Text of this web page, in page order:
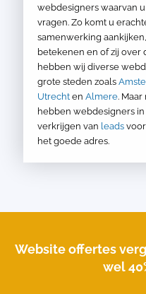
webdesigners waarvan
vragen. Zo komt u
samenwerking
betekenen en of zij over
hebben wij diverse
grote steden zoals
Utrecht en Almere.
hebben webdesigners
verkrijgen van leads
het goede adres.
Website offertes
wel